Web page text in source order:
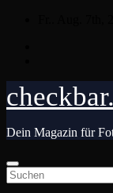
Dein Magazin für